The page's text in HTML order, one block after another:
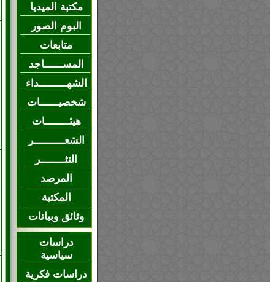
مكتبة الميديا
البوم الصور
متابعات
المســــــاجد
الشهـــــــــداء
شخصيــــــات
هيئــــــــات
الشعــــــــــر
النثــــــــر
المرصد
المكتبة
وثائق وبيانات
دراسات
سياسية
دراسات فكرية